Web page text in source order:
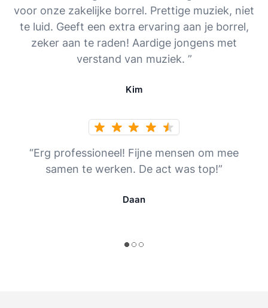
voor onze zakelijke borrel. Prettige muziek, niet
te luid. Geeft een extra ervaring aan je borrel,
zeker aan te raden! Aardige jongens met
verstand van muziek. ”
Kim
“Erg professioneel! Fijne mensen om mee
samen te werken. De act was top!”
Daan